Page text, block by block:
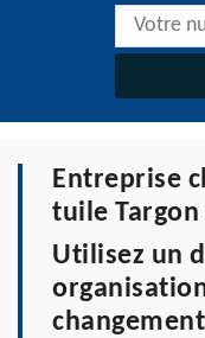
Entreprise
tuile Targon
Utilisez un